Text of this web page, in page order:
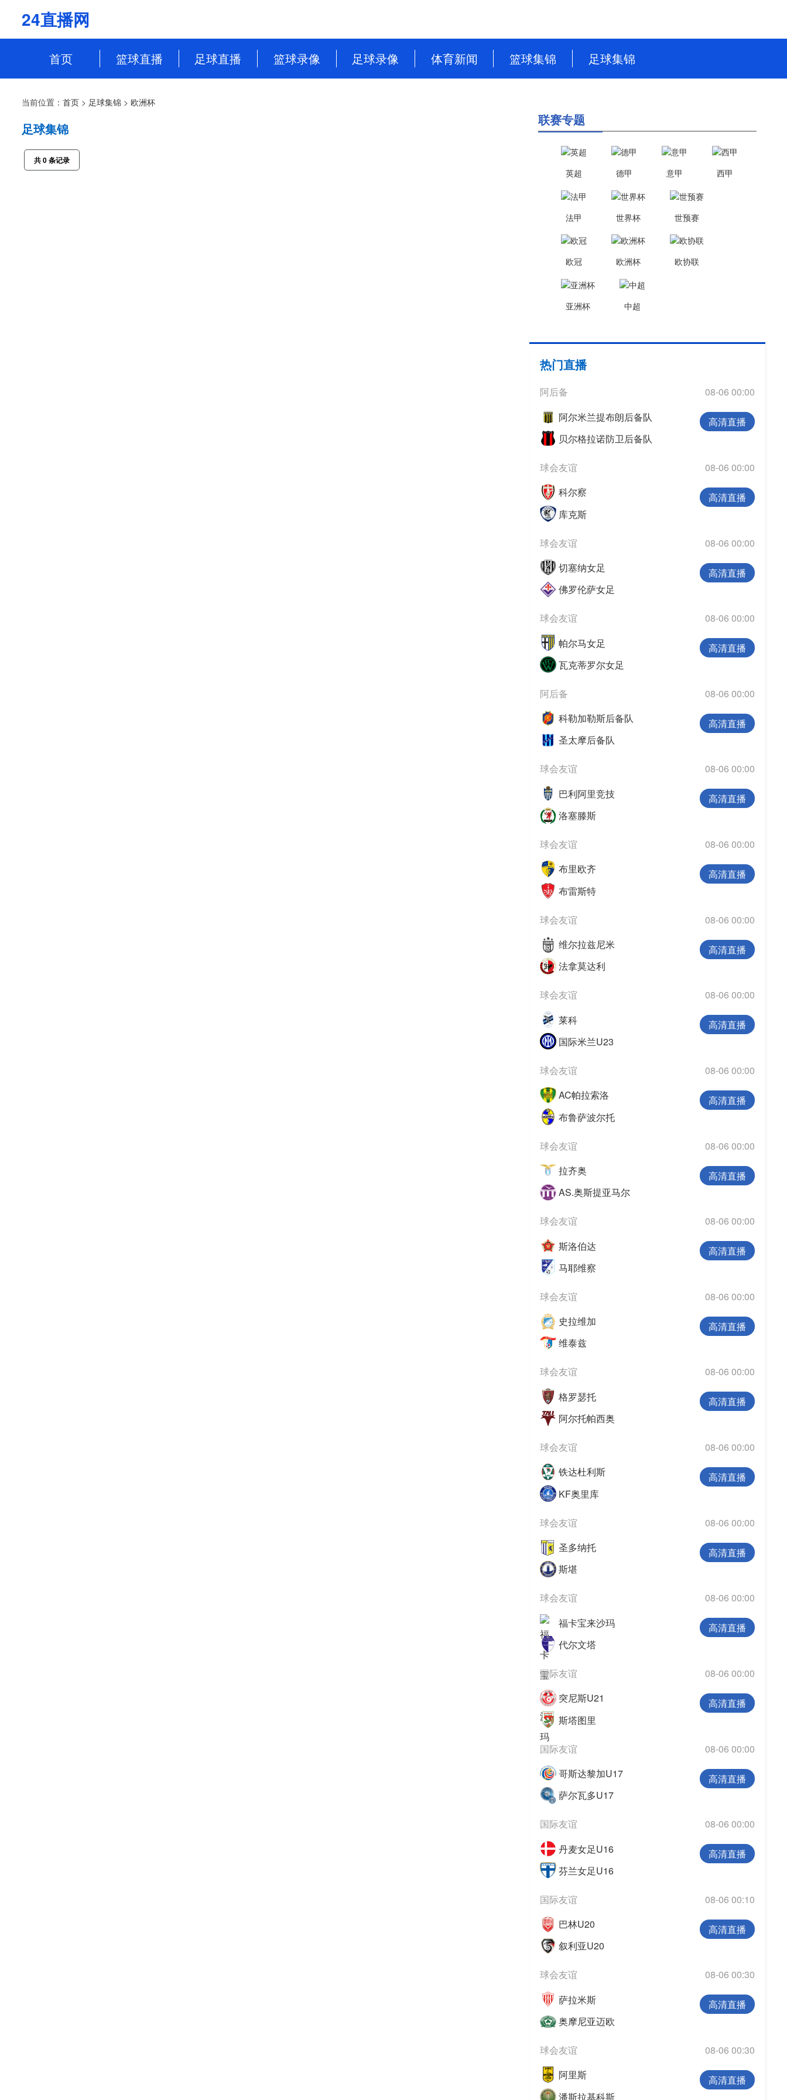
24直播网
首页 篮球直播 足球直播 篮球录像 足球录像 体育新闻 篮球集锦
CBA
足球集锦
法甲
世界杯
世预赛
欧冠
欧洲杯
欧协联
当前位置： 首页 > 足球集锦 > 欧洲杯
足球集锦
共0条记录
联赛专题
英超 德甲 意甲 西甲
法甲 世界杯 世预赛
欧冠 欧洲杯 欧协联
亚洲杯 中超
热门直播
阿后备
08-06 00:00
阿尔米兰提布朗后备队
贝尔格拉诺防卫后备队
高清直播
球会友谊
08-06 00:00
科尔察
库克斯
高清直播
球会友谊
08-06 00:00
切塞纳女足
佛罗伦萨女足
高清直播
球会友谊
08-06 00:00
帕尔马女足
瓦克蒂罗尔女足
高清直播
阿后备
08-06 00:00
科勒加勒斯后备队
圣太摩后备队
高清直播
球会友谊
08-06 00:00
巴利阿里竞技
洛塞滕斯
高清直播
球会友谊
08-06 00:00
布里欧齐
布雷斯特
高清直播
球会友谊
08-06 00:00
维尔拉兹尼米
法拿莫达利
高清直播
球会友谊
08-06 00:00
莱科
国际米兰U23
高清直播
球会友谊
08-06 00:00
AC帕拉索洛
布鲁萨波尔托
高清直播
球会友谊
08-06 00:00
拉齐奥
AS.奥斯提亚马尔
高清直播
球会友谊
08-06 00:00
斯洛伯达
马耶维察
高清直播
球会友谊
08-06 00:00
史拉维加
维泰兹
高清直播
球会友谊
08-06 00:00
格罗瑟托
阿尔托帕西奥
高清直播
球会友谊
08-06 00:00
铁达杜利斯
KF奥里库
高清直播
球会友谊
08-06 00:00
圣多纳托
斯堪
高清直播
球会友谊
08-06 00:00
福卡宝来沙玛
代尔文塔
高清直播
国际友谊
08-06 00:00
突尼斯U21
斯塔图里
高清直播
国际友谊
08-06 00:00
哥斯达黎加U17
萨尔瓦多U17
高清直播
国际友谊
08-06 00:00
丹麦女足U16
芬兰女足U16
高清直播
国际友谊
08-06 00:10
巴林U20
叙利亚U20
高清直播
球会友谊
08-06 00:30
萨拉米斯
奥摩尼亚迈欧
高清直播
球会友谊
08-06 00:30
阿里斯
潘斯拉基科斯
高清直播